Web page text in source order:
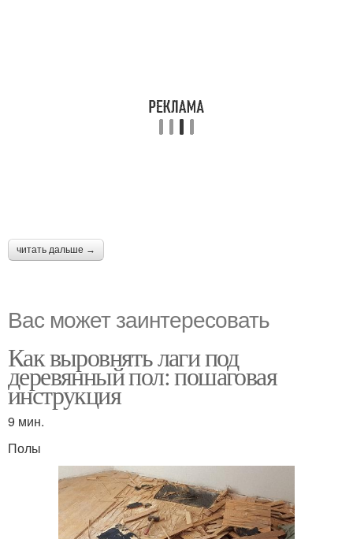
читать дальше →
Вас может заинтересовать
Как выровнять лаги под
деревянный пол: пошаговая
инструкция
9 мин.
Полы